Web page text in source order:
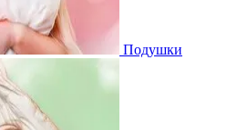
Подушки